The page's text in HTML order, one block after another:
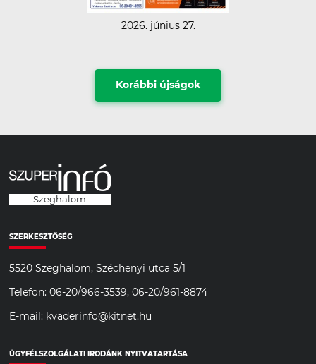
2026. június 27.
Korábbi újságok
Szeghalom
SZERKESZTŐSÉG
5520 Szeghalom, Széchenyi utca 5/1
Telefon: 06-20/966-3539, 06-20/961-8874
E-mail: kvaderinfo@kitnet.hu
ÜGYFÉLSZOLGÁLATI IRODÁNK NYITVATARTÁSA